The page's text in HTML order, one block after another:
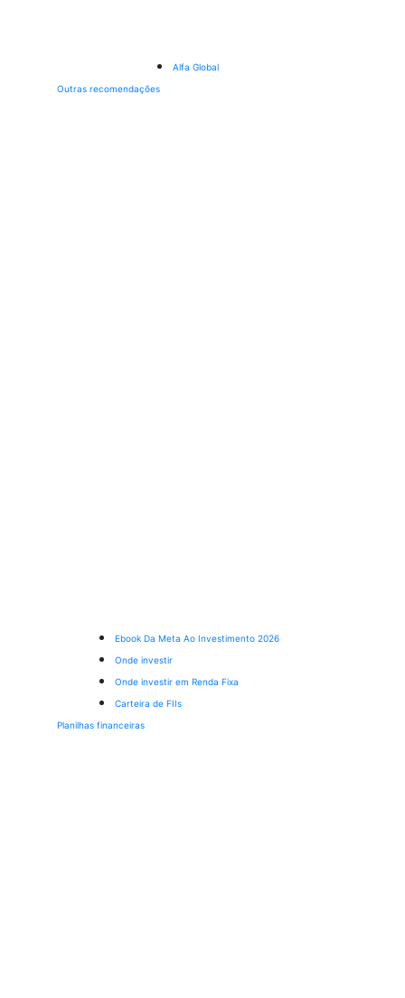
Alfa Global
Outras recomendações
Ebook Da Meta Ao Investimento 2026
Onde investir
Onde investir em Renda Fixa
Carteira de FIIs
Planilhas financeiras